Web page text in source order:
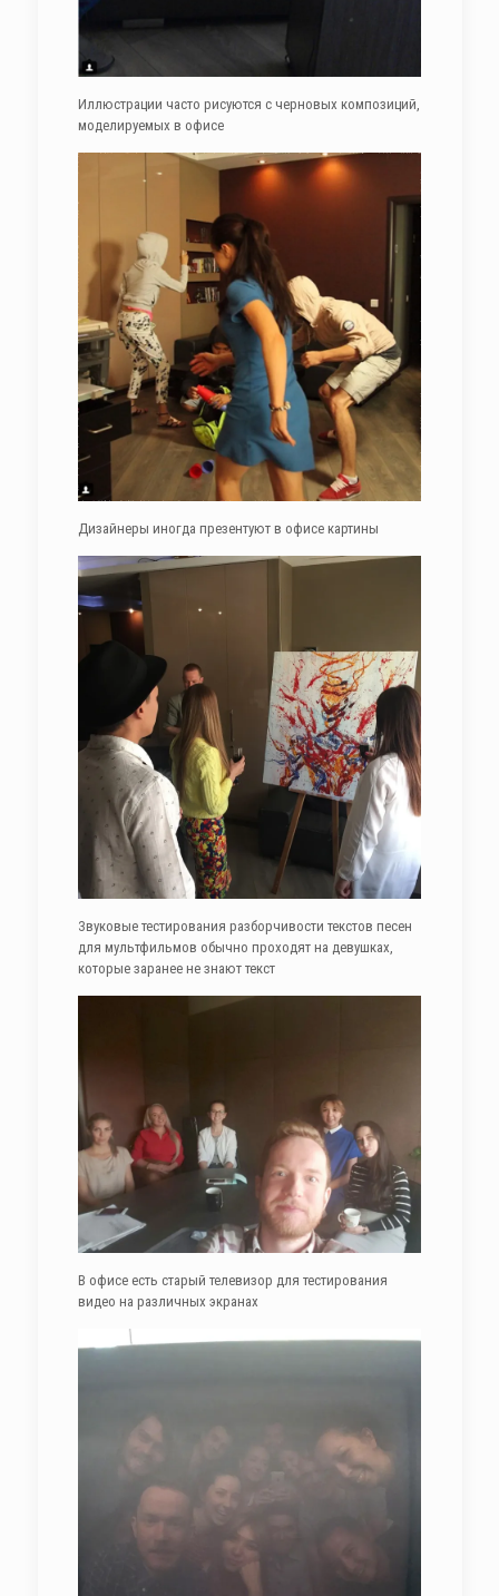
Иллюстрации часто рисуются с черновых композиций,
моделируемых в офисе
Дизайнеры иногда презентуют в офисе картины
Звуковые тестирования разборчивости текстов песен
для мультфильмов обычно проходят на девушках,
которые заранее не знают текст
В офисе есть старый телевизор для тестирования
видео на различных экранах